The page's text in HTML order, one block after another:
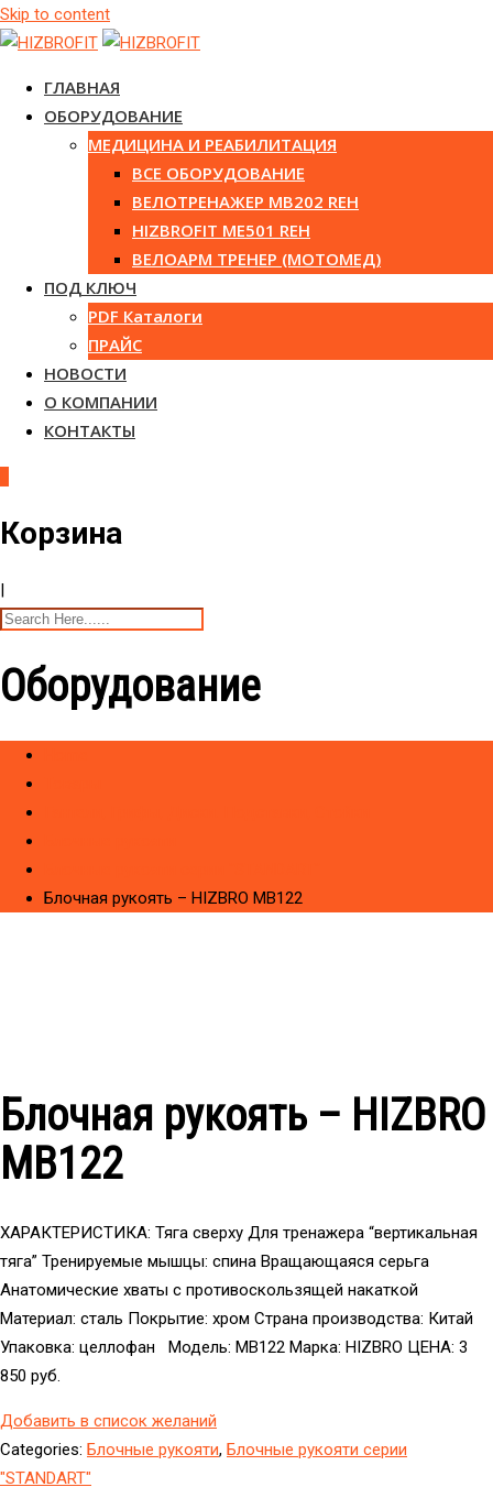
Skip to content
ГЛАВНАЯ
ОБОРУДОВАНИЕ
МЕДИЦИНА И РЕАБИЛИТАЦИЯ
ВСЕ ОБОРУДОВАНИЕ
ВЕЛОТРЕНАЖЕР MB202 REH
HIZBROFIT ME501 REH
ВЕЛОАРМ ТРЕНЕР (МОТОМЕД)
ПОД КЛЮЧ
PDF Каталоги
ПРАЙС
НОВОСТИ
О КОМПАНИИ
КОНТАКТЫ
Корзина
Оборудование
Блочная рукоять – HIZBRO MB122
Блочная рукоять – HIZBRO
MB122
ХАРАКТЕРИСТИКА: Тяга сверху Для тренажера “вертикальная
тяга” Тренируемые мышцы: спина Вращающаяся серьга
Анатомические хваты с противоскользящей накаткой
Материал: сталь Покрытие: хром Страна производства: Китай
Упаковка: целлофан Модель: MB122 Марка: HIZBRO ЦЕНА: 3
850 руб.
Добавить в список желаний
Categories: Блочные рукояти, Блочные рукояти серии
"STANDART"